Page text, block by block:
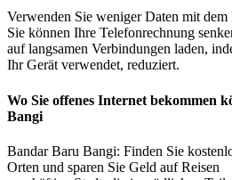
Verwenden Sie weniger Daten mit
Sie können Ihre Telefonrechnung
auf langsamen Verbindungen laden,
Ihr Gerät verwendet, reduziert.
Wo Sie offenes Internet bekommen
Bangi
Bandar Baru Bangi: Finden Sie
Orten und sparen Sie Geld auf